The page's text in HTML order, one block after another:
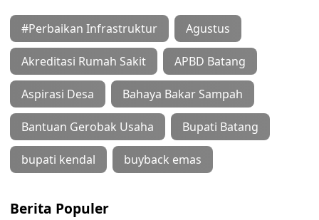
#Perbaikan Infrastruktur Agustus
Akreditasi Rumah Sakit APBD Batang
Aspirasi Desa Bahaya Bakar Sampah
Bantuan Gerobak Usaha Bupati Batang
bupati kendal buyback emas
Berita Populer